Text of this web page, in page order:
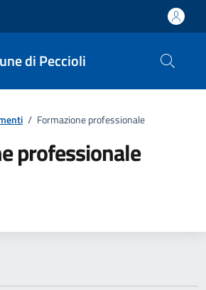
di Peccioli
/ Formazione professionale
professionale